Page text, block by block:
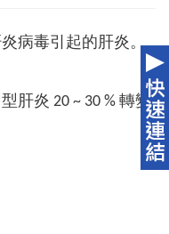
病毒引起的肝炎。
肝炎 20 ~ 30 % 轉變